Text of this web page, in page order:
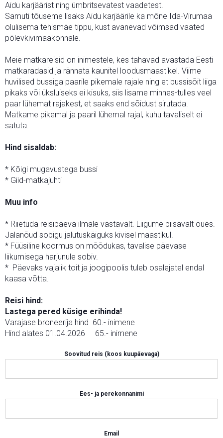
Aidu karjäärist ning ümbritsevatest vaadetest.
Samuti tõuseme lisaks Aidu karjäärile ka mõne Ida-Virumaa
olulisema tehismäe tippu, kust avanevad võimsad vaated
põlevkivimaakonnale.
Meie matkareisid on inimestele, kes tahavad avastada Eesti
matkaradasid ja rännata kaunitel loodusmaastikel. Viime
huvilised bussiga paarile pikemale rajale ning et bussisõit liiga
pikaks või üksluiseks ei kisuks, siis lisame minnes-tulles veel
paar lühemat rajakest, et saaks end sõidust sirutada.
Matkame pikemal ja paaril lühemal rajal, kuhu tavaliselt ei
satuta.
Hind sisaldab:
* Kõigi mugavustega bussi
* Giid-matkajuhti
Muu info
* Riietuda reisipäeva ilmale vastavalt. Liigume piisavalt õues.
Jalanõud sobigu jalutuskäiguks kivisel maastikul.
* Füüsiline koormus on mõõdukas, tavalise päevase
liikumisega harjunule sobiv.
* Päevaks vajalik toit ja joogipoolis tuleb osalejatel endal
kaasa võtta.
Reisi hind:
Lastega pered küsige erihinda!
Varajase broneerija hind 60.- inimene
Hind alates 01.04.2026 65.- inimene
Soovitud reis (koos kuupäevaga)
Ees- ja perekonnanimi
Email